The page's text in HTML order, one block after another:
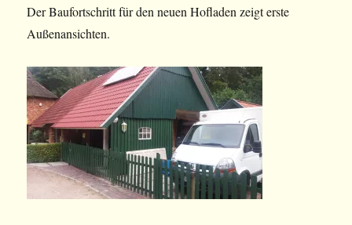
Der Baufortschritt für den neuen Hofladen zeigt erste
Außenansichten.